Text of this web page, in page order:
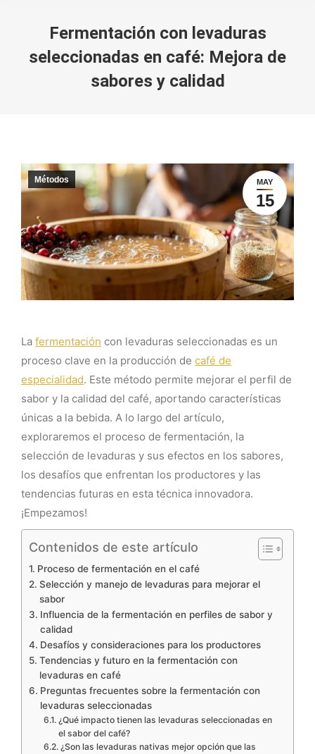
Fermentación con levaduras
seleccionadas en café: Mejora de
sabores y calidad
MAY
15
Métodos
La fermentación con levaduras seleccionadas es un
proceso clave en la producción de café de
especialidad. Este método permite mejorar el perfil de
sabor y la calidad del café, aportando características
únicas a la bebida. A lo largo del artículo,
exploraremos el proceso de fermentación, la
selección de levaduras y sus efectos en los sabores,
los desafíos que enfrentan los productores y las
tendencias futuras en esta técnica innovadora.
¡Empezamos!
Contenidos de este artículo
Proceso de fermentación en el café
Selección y manejo de levaduras para mejorar el
sabor
Influencia de la fermentación en perfiles de sabor y
calidad
Desafíos y consideraciones para los productores
Tendencias y futuro en la fermentación con
levaduras en café
Preguntas frecuentes sobre la fermentación con
levaduras seleccionadas
¿Qué impacto tienen las levaduras seleccionadas en
el sabor del café?
¿Son las levaduras nativas mejor opción que las